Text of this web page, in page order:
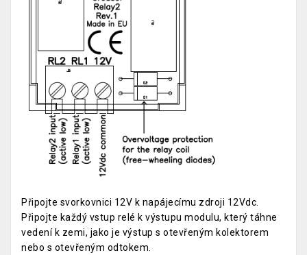
Připojte svorkovnici 12V k napájecímu zdroji 12Vdc.
Připojte každý vstup relé k výstupu modulu, který táhne
vedení k zemi, jako je výstup s otevřeným kolektorem
nebo s otevřeným odtokem.